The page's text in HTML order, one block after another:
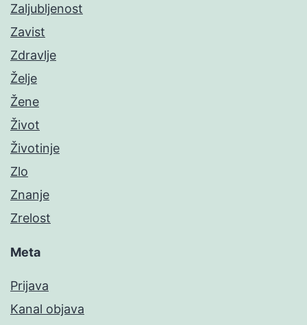
Zaljubljenost
Zavist
Zdravlje
Želje
Žene
Život
Životinje
Zlo
Znanje
Zrelost
Meta
Prijava
Kanal objava